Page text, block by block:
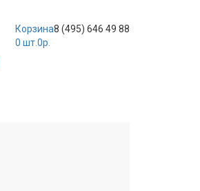
8 (495) 646 49 88
Корзина
0 шт.0р.